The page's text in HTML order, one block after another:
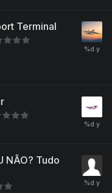
Terminal
NÃO? Tudo